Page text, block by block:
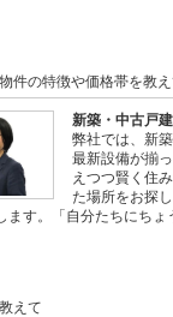
件の特徴や価格帯を教
新築・中古戸
弊社では、新
最新設備が揃
えつつ賢く住
た場所をお探
ます。「自分たちに
えて